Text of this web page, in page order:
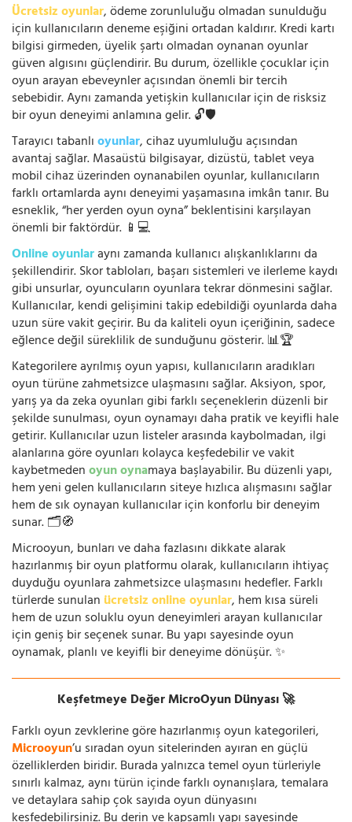
Ücretsiz oyunlar, ödeme zorunluluğu olmadan sunulduğu
için kullanıcıların deneme eşiğini ortadan kaldırır. Kredi kartı
bilgisi girmeden, üyelik şartı olmadan oynanan oyunlar
güven algısını güçlendirir. Bu durum, özellikle çocuklar için
oyun arayan ebeveynler açısından önemli bir tercih
sebebidir. Aynı zamanda yetişkin kullanıcılar için de risksiz
bir oyun deneyimi anlamına gelir. 🔓🛡️
Tarayıcı tabanlıoyunlar, cihaz uyumluluğu açısından
avantaj sağlar. Masaüstü bilgisayar, dizüstü, tablet veya
mobil cihaz üzerinden oynanabilen oyunlar, kullanıcıların
farklı ortamlarda aynı deneyimi yaşamasına imkân tanır. Bu
esneklik, “her yerden oyun oyna” beklentisini karşılayan
önemli bir faktördür. 📱💻
Online oyunlaraynı zamanda kullanıcı alışkanlıklarını da
şekillendirir. Skor tabloları, başarı sistemleri ve ilerleme kaydı
gibi unsurlar, oyuncuların oyunlara tekrar dönmesini sağlar.
Kullanıcılar, kendi gelişimini takip edebildiği oyunlarda daha
uzun süre vakit geçirir. Bu da kaliteli oyun içeriğinin, sadece
eğlence değil süreklilik de sunduğunu gösterir. 📊🏆
Kategorilere ayrılmış oyun yapısı, kullanıcıların aradıkları
oyun türüne zahmetsizce ulaşmasını sağlar. Aksiyon, spor,
yarış ya da zeka oyunları gibi farklı seçeneklerin düzenli bir
şekilde sunulması, oyun oynamayı daha pratik ve keyifli hale
getirir. Kullanıcılar uzun listeler arasında kaybolmadan, ilgi
alanlarına göre oyunları kolayca keşfedebilir ve vakit
kaybetmedenoyun oynamaya başlayabilir. Bu düzenli yapı,
hem yeni gelen kullanıcıların siteye hızlıca alışmasını sağlar
hem de sık oynayan kullanıcılar için konforlu bir deneyim
sunar. 🗂️🧭
Microoyun, bunları ve daha fazlasını dikkate alarak
hazırlanmış bir oyun platformu olarak, kullanıcıların ihtiyaç
duyduğu oyunlara zahmetsizce ulaşmasını hedefler. Farklı
türlerde sunulan ücretsiz online oyunlar, hem kısa süreli
hem de uzun soluklu oyun deneyimleri arayan kullanıcılar
için geniş bir seçenek sunar. Bu yapı sayesinde oyun
oynamak, planlı ve keyifli bir deneyime dönüşür. ✨
Keşfetmeye Değer MicroOyun Dünyası 🚀
Farklı oyun zevklerine göre hazırlanmış oyun kategorileri,
Microoyun’u sıradan oyun sitelerinden ayıran en güçlü
özelliklerden biridir. Burada yalnızca temel oyun türleriyle
sınırlı kalmaz, aynı türün içinde farklı oynanışlara, temalara
ve detaylara sahip çok sayıda oyun dünyasını